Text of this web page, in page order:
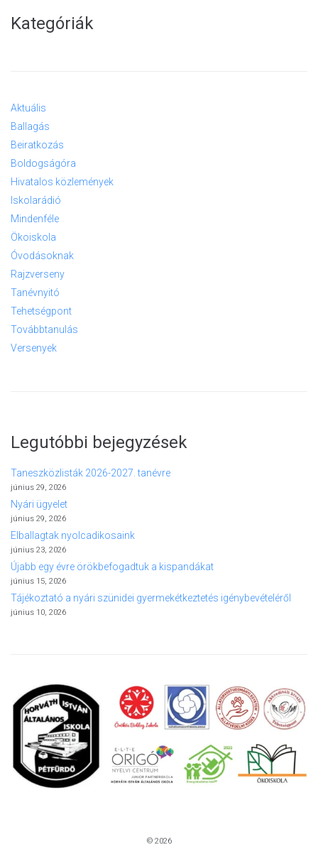
Kategóriák
Aktuális
Ballagás
Beiratkozás
Boldogságóra
Hivatalos közlemények
Iskolarádió
Mindenféle
Ökoiskola
Óvodásoknak
Rajzverseny
Tanévnyitó
Tehetségpont
Továbbtanulás
Versenyek
Legutóbbi bejegyzések
Taneszközlisták 2026-2027. tanévre
június 29, 2026
Nyári ügyelet
június 29, 2026
Elballagtak nyolcadikosaink
június 23, 2026
Újabb egy évre örökbefogadtuk a kispandákat
június 15, 2026
Tájékoztató a nyári szünidei gyermekétkeztetés igénybevételéről
június 10, 2026
© 2026